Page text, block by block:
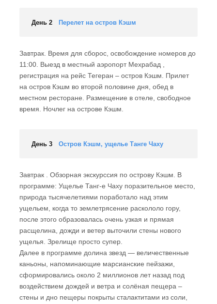
День 2 Перелет на остров Кэшм
Завтрак. Время для сборос, освобождение номеров до
11:00. Выезд в местный аэропорт Мехрабад ,
регистрация на рейс Тегеран – остров Кэшм. Прилет
на остров Кэшм во второй половине дня, обед в
местном ресторане. Размещение в отеле, свободное
время. Ночлег на острове Кэшм.
День 3 Остров Кэшм, ущелье Танге Чаху
Завтрак . Обзорная экскурссия по острову Кэшм. В
программе: Ущелье Танг-е Чаху поразительное место,
природа тысячелетиями поработало над этим
ущельем, когда то землетрясение раскололо гору,
после этого образовалась очень узкая и прямая
расщелина, дожди и ветер выточили стены нового
ущелья. Зрелище просто супер.
Далее в программе долина звезд — величественные
каньоны, напоминающие марсианские пейзажи,
сформировались около 2 миллионов лет назад под
воздействием дождей и ветра и солёная пещера –
стены и дно пещеры покрыты сталактитами из соли,